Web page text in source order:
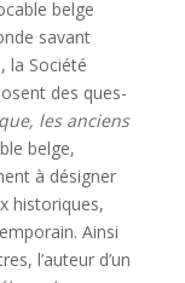
belge
savant
la Société
des ques­
les anciens
belge,
à désigner
historiques,
Ainsi
l’auteur d’un